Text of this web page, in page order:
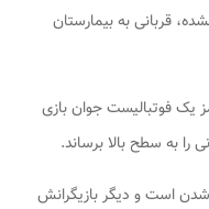
قربانی به بیمارستان
یک فوتبالیست جوان بازی
را به سطح بالا برساند.
است و دیگر بازیگرانش